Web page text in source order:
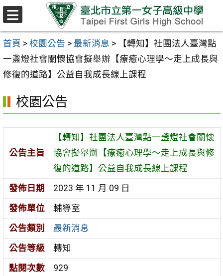
跳至主要內容區
首頁 > 校園公告 > 最新消息 >
【轉知】社團法人臺灣點
一盞燈社會關懷協會擬舉辦【療癒心理學〜走上成長與
修復的道路】公益自我成長線上課程
校園公告
公告主旨
【轉知】社團法人臺灣點一盞燈社會關懷
協會擬舉辦【療癒心理學〜走上成長與修
復的道路】公益自我成長線上課程
發佈日期
2023 年 11 月 09 日
發佈單位
輔導室
公告類別
最新消息
公告等級
轉知
點閱次數
929
選
單